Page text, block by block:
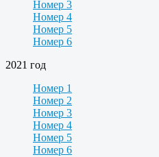
Номер 3
Номер 4
Номер 5
Номер 6
2021 год
Номер 1
Номер 2
Номер 3
Номер 4
Номер 5
Номер 6